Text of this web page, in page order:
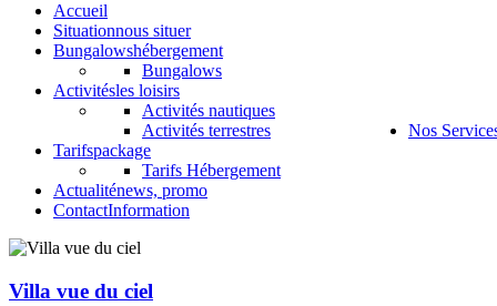
Accueil
Situationnous situer
Bungalowshébergement
Bungalows
Activitésles loisirs
Activités nautiques
Activités terrestres
Nos
Tarifspackage
Tarifs Hébergement
Actualiténews, promo
ContactInformation
Villa vue du ciel